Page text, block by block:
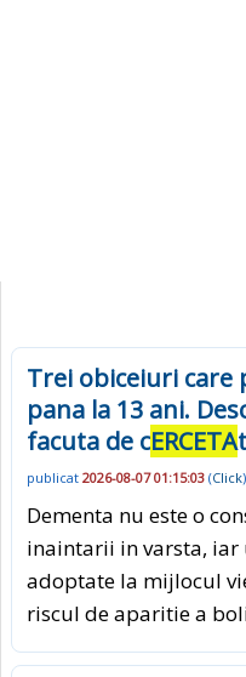
Trei obiceiuri care
pana la 13 ani.
facuta de cERCETA
publicat 2026-08-07 01:15:03 (Click)
Dementa nu este o
inaintarii in varsta,
adoptate la mijlocul
riscul de aparitie a